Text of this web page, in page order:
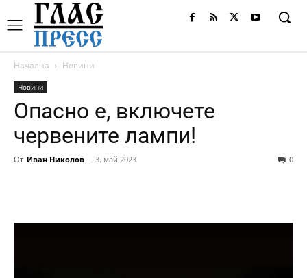
Начална Новини
Новини
Опасно е, включете
червените лампи!
От Иван Николов - 3. май 2023 0